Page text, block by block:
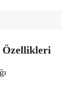
Özellikleri